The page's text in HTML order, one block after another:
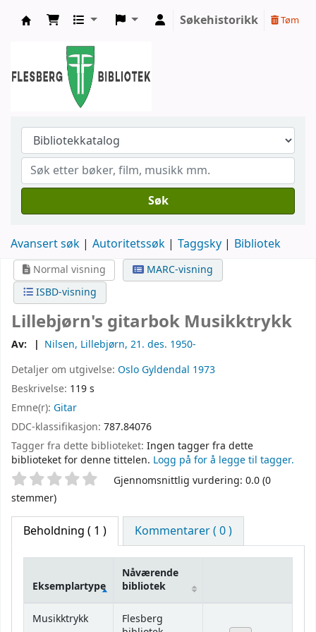
Søkehistorikk Tøm
Søk
Avansert søk Autoritetssøk Taggsky Bibliotek
Normal visning
MARC-visning
ISBD-visning
Lillebjørn's gitarbok Musikktrykk
Av: Nilsen, Lillebjørn, 21. des. 1950-
Detaljer om utgivelse: OsloGyldendal 1973
Beskrivelse: 119 s
Emne(r): Gitar
DDC-klassifikasjon: 787.84076
Tagger fra dette biblioteket: Ingen tagger fra dette
biblioteket for denne tittelen. Logg på for å legge til tagger.
StjernevurderingGjennomsnittlig vurdering: 0.0 (0
stemmer)
Beholdning ( 1 ) Kommentarer ( 0 )
Beholdning
Eksemplartype
Nåværende
bibliotek
Musikktrykk
Flesberg